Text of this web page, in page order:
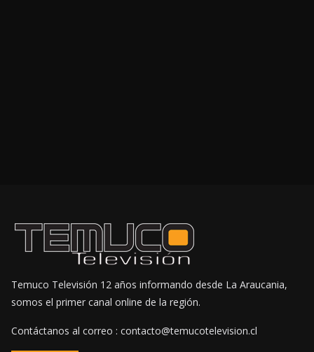
Temuco Televisión 12 años informando desde La Araucania,
somos el primer canal online de la región.
Contáctanos al correo : contacto@temucotelevision.cl